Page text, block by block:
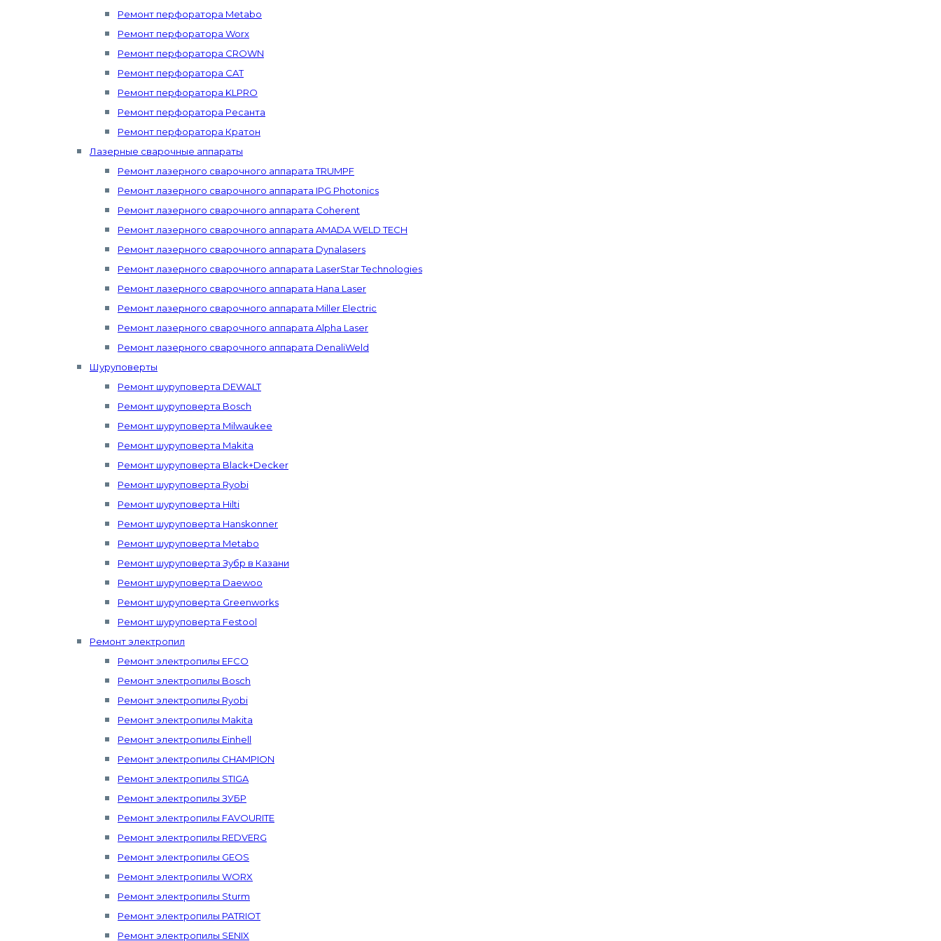
Ремонт перфоратора Metabo
Ремонт перфоратора Worx
Ремонт перфоратора CROWN
Ремонт перфоратора CAT
Ремонт перфоратора KLPRO
Ремонт перфоратора Ресанта
Ремонт перфоратора Кратон
Лазерные сварочные аппараты
Ремонт лазерного сварочного аппарата TRUMPF
Ремонт лазерного сварочного аппарата IPG Photonics
Ремонт лазерного сварочного аппарата Coherent
Ремонт лазерного сварочного аппарата AMADA WELD TECH
Ремонт лазерного сварочного аппарата Dynalasers
Ремонт лазерного сварочного аппарата LaserStar Technologies
Ремонт лазерного сварочного аппарата Hana Laser
Ремонт лазерного сварочного аппарата Miller Electric
Ремонт лазерного сварочного аппарата Alpha Laser
Ремонт лазерного сварочного аппарата DenaliWeld
Шуруповерты
Ремонт шуруповерта DEWALT
Ремонт шуруповерта Bosch
Ремонт шуруповерта Milwaukee
Ремонт шуруповерта Makita
Ремонт шуруповерта Black+Decker
Ремонт шуруповерта Ryobi
Ремонт шуруповерта Hilti
Ремонт шуруповерта Hanskonner
Ремонт шуруповерта Metabo
Ремонт шуруповерта Зубр в Казани
Ремонт шуруповерта Daewoo
Ремонт шуруповерта Greenworks
Ремонт шуруповерта Festool
Ремонт электропил
Ремонт электропилы EFCO
Ремонт электропилы Bosch
Ремонт электропилы Ryobi
Ремонт электропилы Makita
Ремонт электропилы Einhell
Ремонт электропилы CHAMPION
Ремонт электропилы STIGA
Ремонт электропилы ЗУБР
Ремонт электропилы FAVOURITE
Ремонт электропилы REDVERG
Ремонт электропилы GEOS
Ремонт электропилы WORX
Ремонт электропилы Sturm
Ремонт электропилы PATRIOT
Ремонт электропилы SENIX